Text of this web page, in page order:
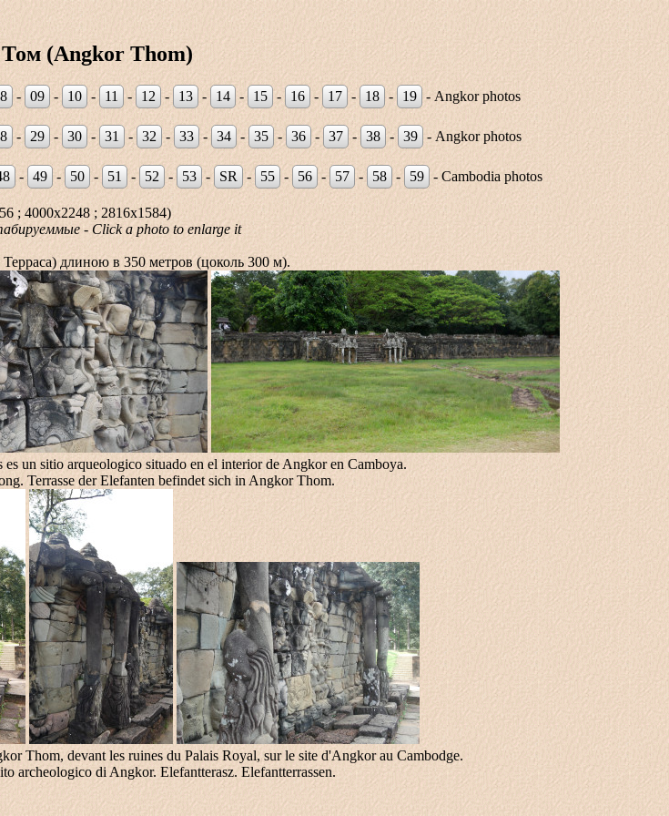
(Angkor Thom)
- 09 - 10 - 11 - 12 - 13 - 14 - 15 - 16 - 17 - 18 - 19 - Angkor photos
- 29 - 30 - 31 - 32 - 33 - 34 - 35 - 36 - 37 - 38 - 39 - Angkor photos
- 49 - 50 - 51 - 52 - 53 - SR - 55 - 56 - 57 - 58 - 59 - Cambodia photos
; 4000x2248 ; 2816x1584)
- Click a photo to enlarge it
длиною в 350 метров (цоколь 300 м).
es un sitio arqueologico situado en el interior de Angkor en Camboya.
Terrasse der Elefanten befindet sich in Angkor Thom.
Thom, devant les ruines du Palais Royal, sur le site d'Angkor au Cambodge.
archeologico di Angkor. Elefantterasz. Elefantterrassen.